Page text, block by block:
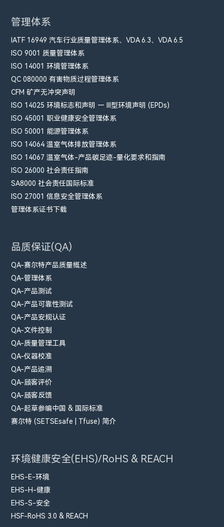
管理体系
IATF 16949 汽车行业质量管理体系、VDA 6.3、VDA 6.5
ISO 9001 质量管理体系
ISO 14001 环境管理体系
QC 080000 有害物质过程管理体系
CFM​ 矿产无冲突声明
ISO 14025 环境标志和声明 — III型环境声明 (EPDs)
ISO 45001 职业健康安全管理体系
ISO 50001 能源管理体系
ISO 14064 温室气体排放管理体系
ISO 14067 温室气体-产品碳足迹-量化要求和指南
ISO 26000 社会责任指南
SA8000 社会责任国际标准
ISO 27001 信息安全管理体系
管理体系证书下载
品质保证(QA)
QA-赛尔特产品质量概述
QA-管理体系
QA-产品测试
QA-产品可靠性测试
QA-产品安规认证
QA-文件控制
QA-质量管理工具
QA-仪器校准
QA-产品追溯
QA-顾客评价
QA-顾客反馈
QA-起草参编中国 & 国际标准
赛尔特 (SETSEsafe | Tfuse) 简介
环境健康安全(EHS)/RoHS & REACH
EHS-E-环境
EHS-H-健康
EHS-S-安全
HSF-RoHS 3.0 & REACH